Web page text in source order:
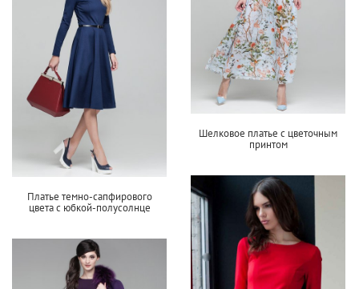
Шелковое платье с цветочным
принтом
Платье темно-сапфирового
цвета с юбкой-полусолнце